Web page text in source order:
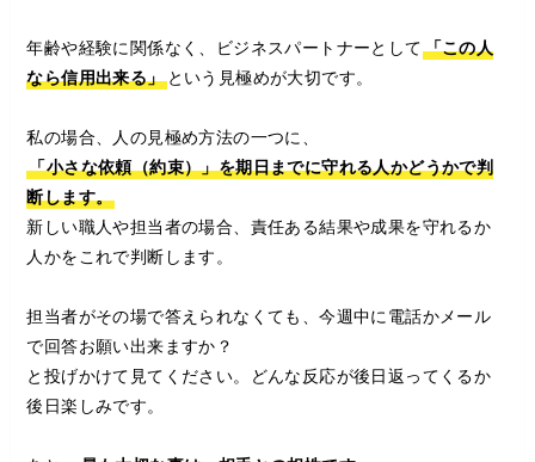
年齢や経験に関係なく、ビジネスパートナーとして 「この人
なら信用出来る」という見極めが大切です。
私の場合、人の見極め方法の一つに、
「小さな依頼（約束）」を期日までに守れる人かどうかで判
断します。
新しい職人や担当者の場合、責任ある結果や成果を守れるか
人かをこれで判断します。
担当者がその場で答えられなくても、今週中に電話かメール
で回答お願い出来ますか？
と投げかけて見てください。どんな反応が後日返ってくるか
後日楽しみです。